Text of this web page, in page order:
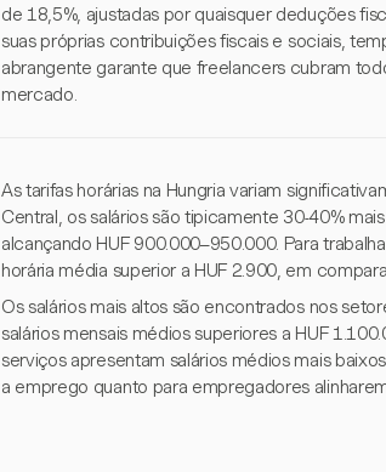
de 18,5%, ajustadas por quaisquer deduções
suas próprias contribuições fiscais e sociais,
abrangente garante que freelancers cubram
mercado.
As tarifas horárias na Hungria variam
Central, os salários são tipicamente 30-40%
alcançando HUF 900.000–950.000. Para
horária média superior a HUF 2.900, em
Os salários mais altos são encontrados nos
salários mensais médios superiores a HUF
serviços apresentam salários médios mais
a emprego quanto para empregadores